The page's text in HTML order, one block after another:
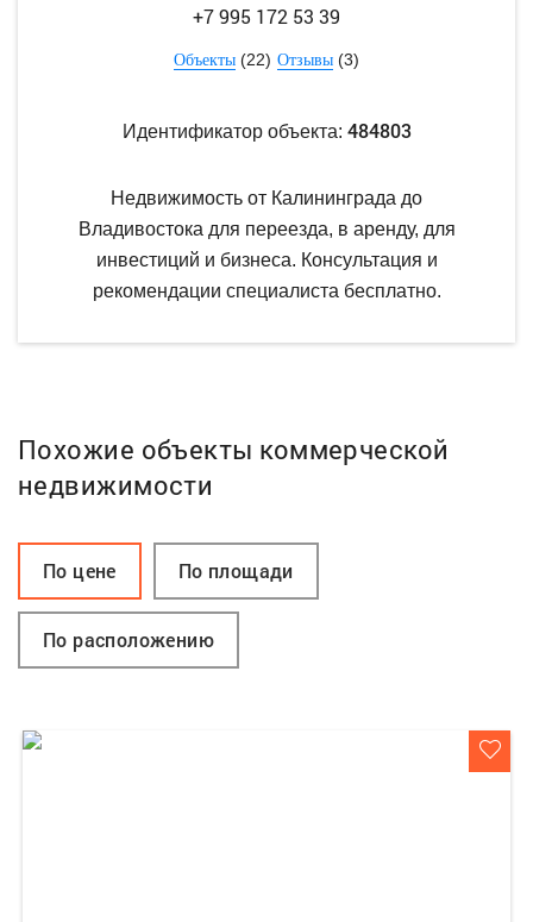
+7 995 172 53 39
Объекты (22) Отзывы (3)
Идентификатор объекта: 484803
Недвижимость от Калининграда до
Владивостока для переезда, в аренду, для
инвестиций и бизнеса. Консультация и
рекомендации специалиста бесплатно.
Похожие объекты коммерческой
недвижимости
По цене По площади
По расположению